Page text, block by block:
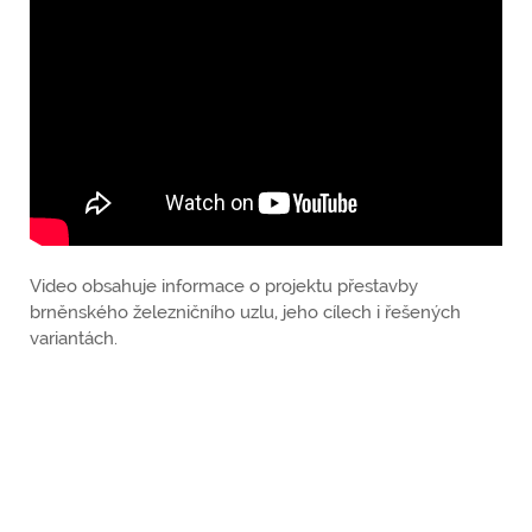
Video obsahuje informace o projektu přestavby
brněnského železničního uzlu, jeho cílech i řešených
variantách.